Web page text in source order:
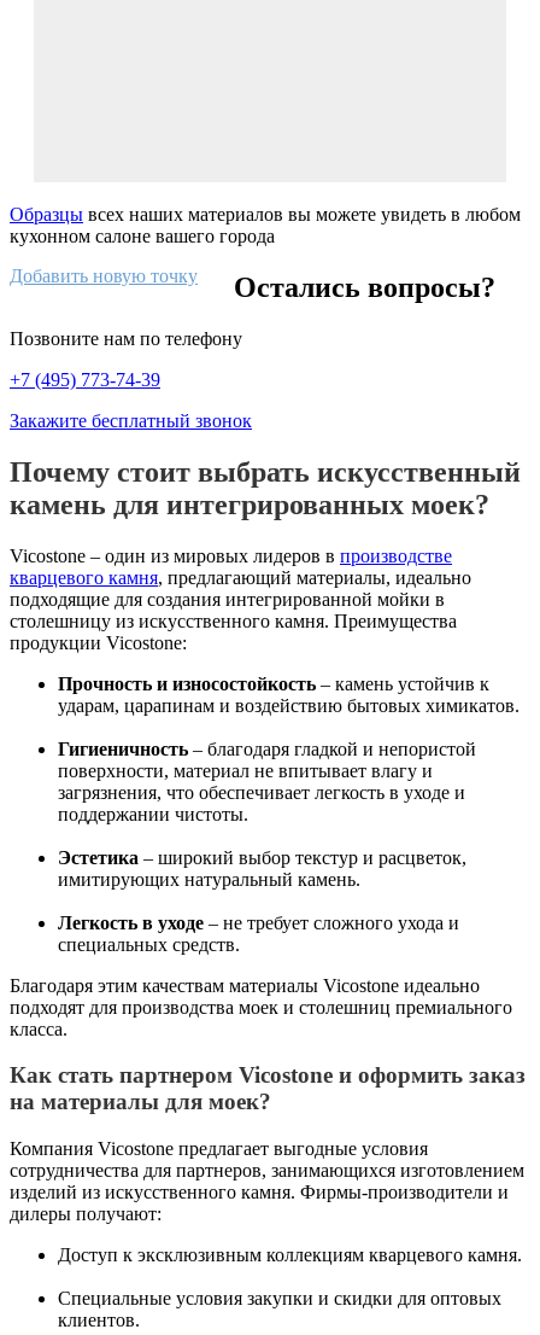
Образцы всех наших материалов вы можете увидеть в любом
кухонном салоне вашего города
Добавить новую точку
Остались вопросы?
Позвоните нам по телефону
+7 (495) 773-74-39
Закажите бесплатный звонок
Почему стоит выбрать искусственный
камень для интегрированных моек?
Vicostone – один из мировых лидеров в производстве
кварцевого камня, предлагающий материалы, идеально
подходящие для создания интегрированной мойки в
столешницу из искусственного камня. Преимущества
продукции Vicostone:
Прочность и износостойкость – камень устойчив к
ударам, царапинам и воздействию бытовых химикатов.
Гигиеничность – благодаря гладкой и непористой
поверхности, материал не впитывает влагу и
загрязнения, что обеспечивает легкость в уходе и
поддержании чистоты.
Эстетика – широкий выбор текстур и расцветок,
имитирующих натуральный камень.
Легкость в уходе – не требует сложного ухода и
специальных средств.
Благодаря этим качествам материалы Vicostone идеально
подходят для производства моек и столешниц премиального
класса.
Как стать партнером Vicostone и оформить заказ
на материалы для моек?
Компания Vicostone предлагает выгодные условия
сотрудничества для партнеров, занимающихся изготовлением
изделий из искусственного камня. Фирмы-производители и
дилеры получают:
Доступ к эксклюзивным коллекциям кварцевого камня.
Специальные условия закупки и скидки для оптовых
клиентов.